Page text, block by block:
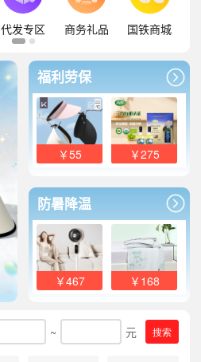
代发专区 商务礼品 国铁商城
福利劳保
￥55 ￥275
防暑降温
￥467 ￥168
~ 元 搜索